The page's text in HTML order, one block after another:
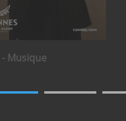
Musique